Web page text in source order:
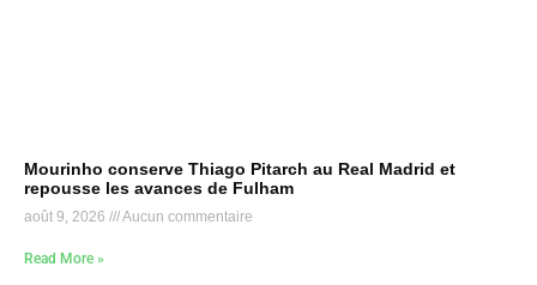
Mourinho conserve Thiago Pitarch au Real Madrid et
repousse les avances de Fulham
août 9, 2026 Aucun commentaire
Read More »